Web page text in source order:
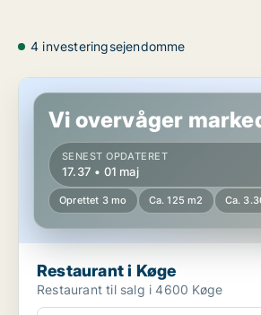
4 investeringsejendomme
Restaurant i Køge
Vi overvåger
SENEST OPDATERET
17.37 • 01 maj
Oprettet 3 mo Ca. 125 m2 Ca.
Restaurant i Køge
Restaurant til salg i 4600 Køge